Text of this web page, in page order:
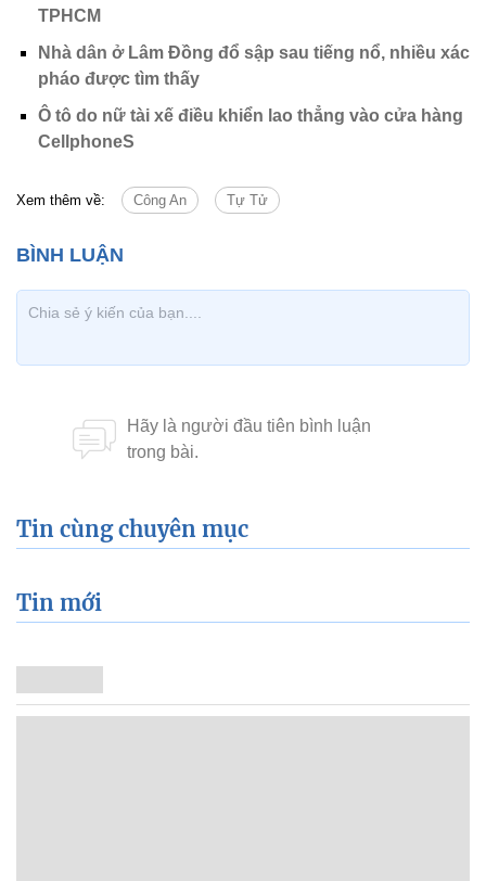
TPHCM
Nhà dân ở Lâm Đồng đổ sập sau tiếng nổ, nhiều xác
pháo được tìm thấy
Ô tô do nữ tài xế điều khiển lao thẳng vào cửa hàng
CellphoneS
Xem thêm về: Công An Tự Tử
Tin cùng chuyên mục
Tin mới